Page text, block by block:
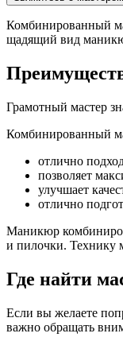
Комбинированный
щадящий вид
Грамотный мастер
Комбинированный
отлично
позволяет
улучшает
отлично
Маникюр
и пилочки. Технику
Где найти
Если вы желаете
важно обращать